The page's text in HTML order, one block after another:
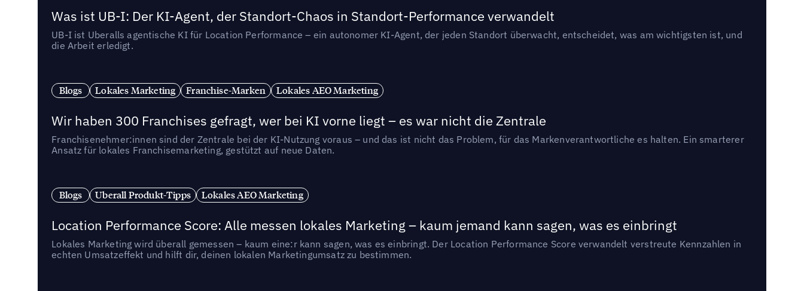
Was ist UB-I: Der KI-Agent, der Standort-Chaos in Standort-Performance verwandelt
UB-I ist Uberalls agentische KI für Location Performance – ein autonomer KI-Agent, der jeden Standort überwacht, entscheidet, was am wichtigsten ist, und
die Arbeit erledigt.
Blogs Lokales Marketing Franchise-Marken Lokales AEO Marketing
Wir haben 300 Franchises gefragt, wer bei KI vorne liegt – es war nicht die Zentrale
Franchisenehmer:innen sind der Zentrale bei der KI-Nutzung voraus – und das ist nicht das Problem, für das Markenverantwortliche es halten. Ein smarterer
Ansatz für lokales Franchisemarketing, gestützt auf neue Daten.
Blogs Uberall Produkt-Tipps Lokales AEO Marketing
Location Performance Score: Alle messen lokales Marketing – kaum jemand kann sagen, was es einbringt
Lokales Marketing wird überall gemessen – kaum eine:r kann sagen, was es einbringt. Der Location Performance Score verwandelt verstreute Kennzahlen in
echten Umsatzeffekt und hilft dir, deinen lokalen Marketingumsatz zu bestimmen.